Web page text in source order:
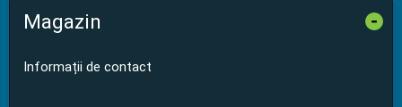
Magazin -
Informații de contact